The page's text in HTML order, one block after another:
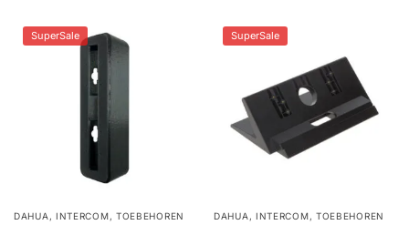
SuperSale
DAHUA, INTERCOM , TOEBEHOREN
SuperSale
DAHUA, INTERCOM , TOEBEHOREN